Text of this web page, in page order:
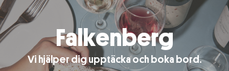
Falkenberg
Vi hjälper dig upptäcka och boka bord.